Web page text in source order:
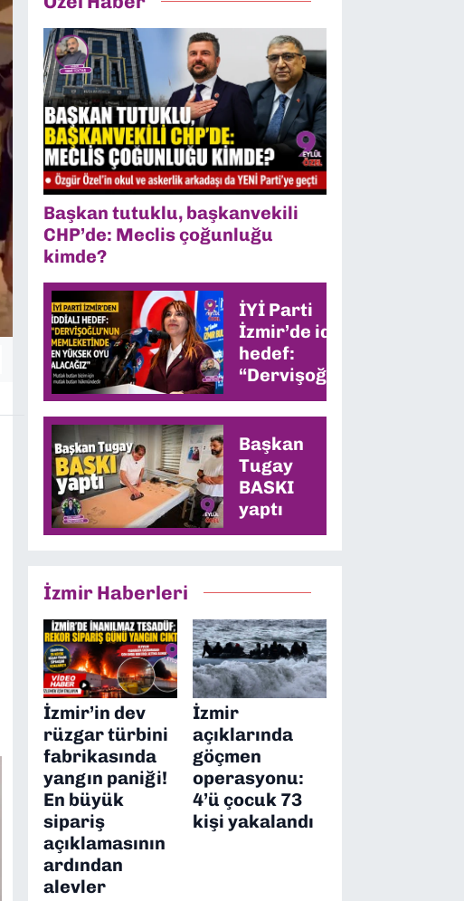
Başkan tutuklu, başkanvekili
CHP’de: Meclis çoğunluğu
kimde?
İYİ Parti
İzmir’de iddialı
hedef:
“Dervişoğlu’nun
memleketinde
en yüksek oyu
alacağız”
Başkan
Tugay
BASKI
yaptı
İzmir Haberleri
İzmir’in dev
rüzgar türbini
fabrikasında
yangın paniği!
En büyük
sipariş
açıklamasının
ardından
alevler
İzmir
açıklarında
göçmen
operasyonu:
4’ü çocuk 73
kişi yakalandı